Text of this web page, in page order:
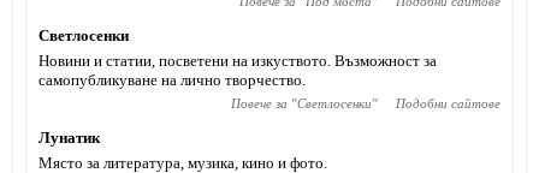
Светлосенки
Новини и статии, посветени на изкуството. Възможност за
самопубликуване на лично творчество.
Повече за "Светлосенки" Подобни сайтове
Лунатик
Място за литература, музика, кино и фото.